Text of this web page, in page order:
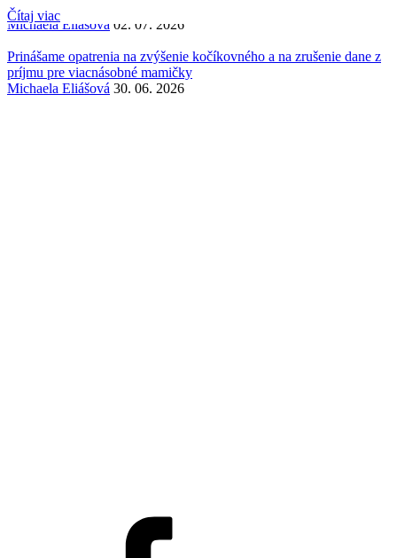
Čítaj viac
Kandidátom na primátora Spišskej Novej Vsi je Dávid Demečko
Michaela Eliášová 02. 07. 2026
Prinášame opatrenia na zvýšenie kočíkovného a na zrušenie dane z
príjmu pre viacnásobné mamičky
Michaela Eliášová 30. 06. 2026